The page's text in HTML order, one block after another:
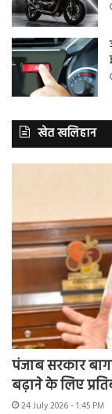
खेत खलिहान
पंजाब सरकार
बढ़ाने के लिए
24 July 2026 - 1:45 PM